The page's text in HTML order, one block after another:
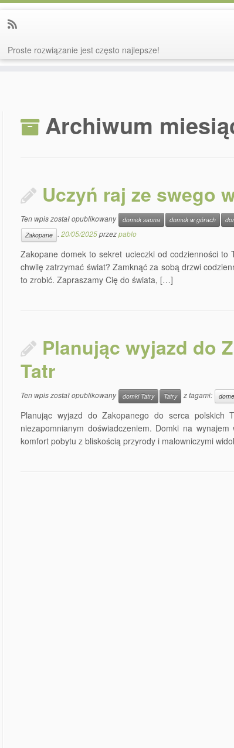
Proste rozwiązanie jest często najlepsze!
Archiwum
Uczyń raj ze swego
Ten wpis został opublikowany domek sauna domek w górach
Zakopane . 20/05/2025przezpablo
Zakopane domek to sekret ucieczki od codzienności
chwilę zatrzymać świat? Zamknąć za sobą drzwi
to zrobić. Zapraszamy Cię do świata, […]
Planując wyjazd do
Tatr
Ten wpis został opublikowany domki Tatry Tatry z tagami:
Planując wyjazd do Zakopanego do serca polskich
niezapomnianym doświadczeniem. Domki na
komfort pobytu z bliskością przyrody i malowniczymi